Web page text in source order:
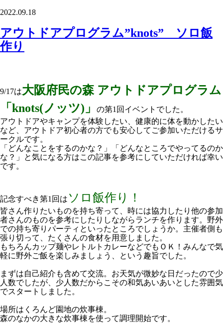
2022.09.18
アウトドアプログラム”knots” ソロ飯
作り
9/17は大阪府民の森 アウトドアプログラム
「knots(ノッツ)」
の第1回イベントでした。
アウトドアやキャンプを体験したい、健康的に体を動かしたい
など、アウトドア初心者の方でも安心してご参加いただけるサ
ークルです。
「どんなことをするのかな？」「どんなところでやってるのか
な？」と気になる方はこの記事を参考にしていただければ幸い
です。
記念すべき第1回は ソロ飯作り！
皆さん作りたいものを持ち寄って、時には協力したり他の参加
者さんのものを参考にしたりしながらランチを作ります。野外
での持ち寄りパーティといったところでしょうか。主催者側も
張り切って、たくさんの食材を用意しました。
もちろんカップ麺やレトルトカレーなどでもＯＫ！みんなで気
軽に野外ご飯を楽しみましょう、という趣旨でした。
まずは自己紹介も含めて交流。お天気が微妙な日だったので少
人数でしたが、少人数だからこその和気あいあいとした雰囲気
でスタートしました。
場所はくろんど園地の炊事棟。
森のなかの大きな炊事棟を使って調理開始です。